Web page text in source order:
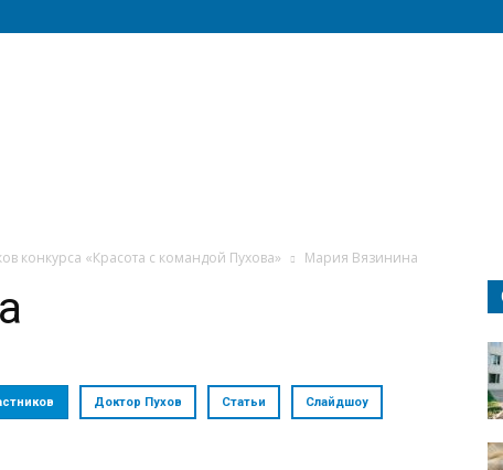
конкурса «Красота с командой Пухова» Мария Вязинина
Доктор Пухов Статьи Слайдшоу